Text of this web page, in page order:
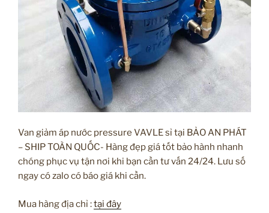
Van giảm áp nước pressure VAVLE sỉ tại BẢO AN PHÁT
– SHIP TOÀN QUỐC- Hàng đẹp giá tốt bảo hành nhanh
chóng phục vụ tận nơi khi bạn cần tư vấn 24/24. Lưu số
ngay có zalo có báo giá khi cần.
Mua hàng địa chỉ :tại đây